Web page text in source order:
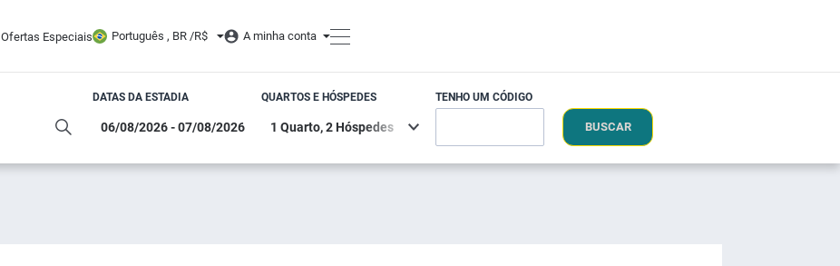
Ofertas Especiais Português , BR /R$ A minha conta
DATAS DA ESTADIA QUARTOS E HÓSPEDES TENHO UM CÓDIGO
BUSCAR